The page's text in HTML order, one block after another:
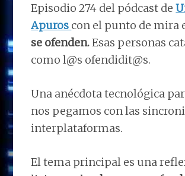
Episodio 274 del pódcast de
Apuros con el punto de mira
se ofenden.Esas personas
como l@s ofendidit@s.
Una anécdota tecnológica
nos pegamos con las
interplataformas.
El tema principal es una